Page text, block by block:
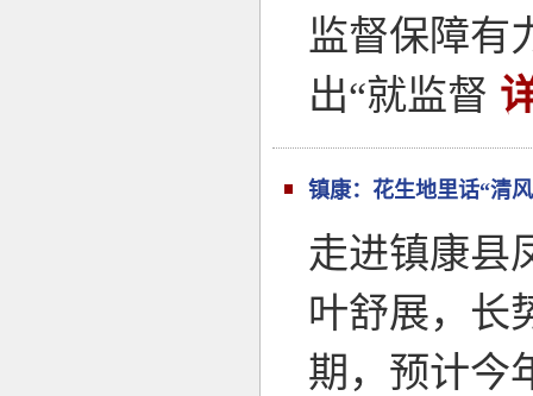
监督保障有
出“就监督
镇康：花生地里话“清
走进镇康县
叶舒展，长
期，预计今